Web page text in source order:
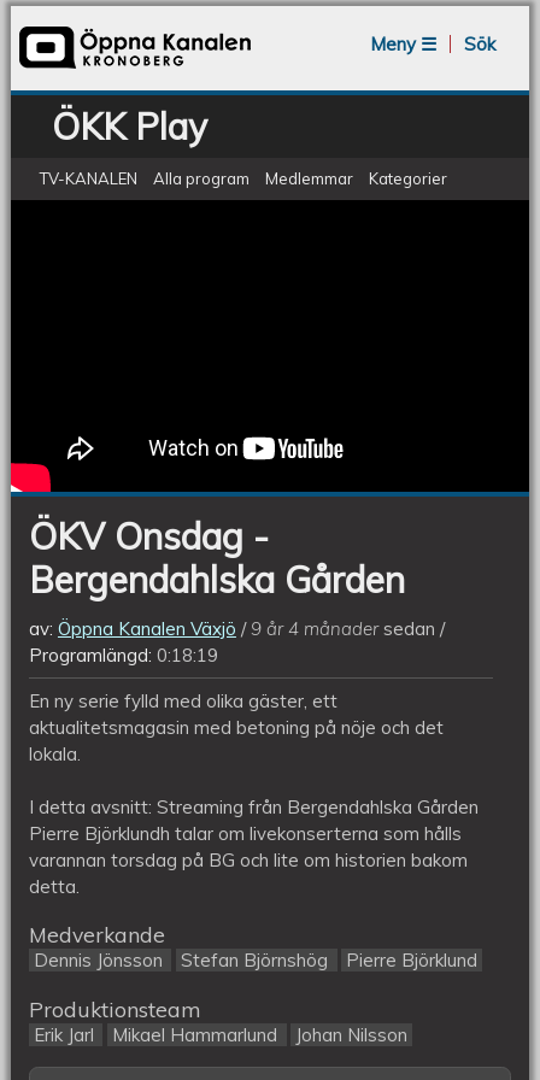
Meny ☰
Sök
ÖKK Play
TV-KANALEN Alla program Medlemmar Kategorier
ÖKV Onsdag -
Bergendahlska Gården
av: Öppna Kanalen Växjö 9 år 4 månadersedan
Programlängd: 0:18:19
En ny serie fylld med olika gäster, ett
aktualitetsmagasin med betoning på nöje och det
lokala.
I detta avsnitt: Streaming från Bergendahlska Gården
Pierre Björklundh talar om livekonserterna som hålls
varannan torsdag på BG och lite om historien bakom
detta.
Medverkande
Dennis Jönsson Stefan Björnshög Pierre Björklund
Produktionsteam
Erik Jarl Mikael Hammarlund Johan Nilsson